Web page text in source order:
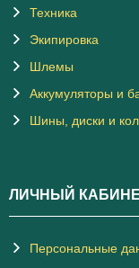
Техника
Экипировка
Шлемы
Аккумуляторы и
Шины, диски и
ЛИЧНЫЙ
Персональные